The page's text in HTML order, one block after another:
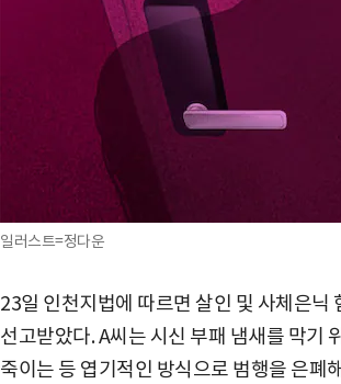
일러스트=정다운
23일 인천지법에 따르면 살인 및 사체은
선고받았다. A씨는 시신 부패 냄새를 막기
죽이는 등 엽기적인 방식으로 범행을 은폐